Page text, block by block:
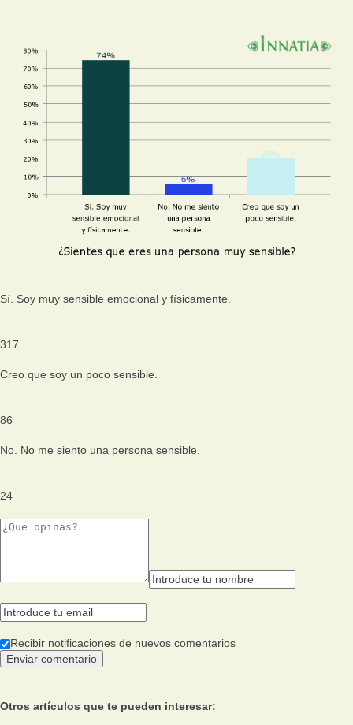
Sí. Soy muy sensible emocional y físicamente.
317
Creo que soy un poco sensible.
86
No. No me siento una persona sensible.
24
Recibir notificaciones de nuevos comentarios
Otros artículos que te pueden interesar: